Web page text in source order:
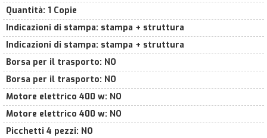
Quantità: 1 Copie
Indicazioni di stampa: stampa + struttura
Indicazioni di stampa: stampa + struttura
Borsa per il trasporto: NO
Borsa per il trasporto: NO
Motore elettrico 400 w: NO
Motore elettrico 400 w: NO
Picchetti 4 pezzi: NO